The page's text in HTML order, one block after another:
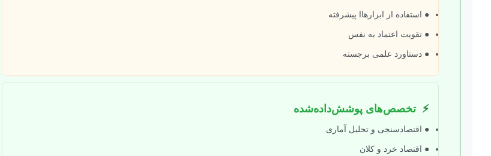
● استفاده از ابزارهاا پیشرفته
● تقویت اعتماد به نفس
● دستاورد علمی برجسته
⚡ تخصص‌های پوشش‌داده‌شده
● اقتصادسنجی و تحلیل آماری
● اقتصاد خرد و کلان